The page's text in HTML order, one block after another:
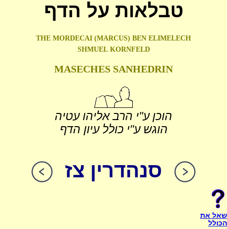
טבלאות על הדף
THE MORDECAI (MARCUS) BEN ELIMELECH
SHMUEL KORNFELD
MASECHES SANHEDRIN
הוכן ע"י הרב אליהו עטיה
הוגש ע"י כולל עיון הדף
סנהדרין צז
שאל את
הכולל